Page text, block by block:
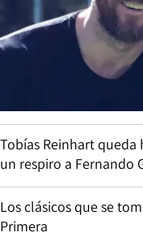
Tobías Reinhart
un respiro a Fernando
Los clásicos que se
Primera